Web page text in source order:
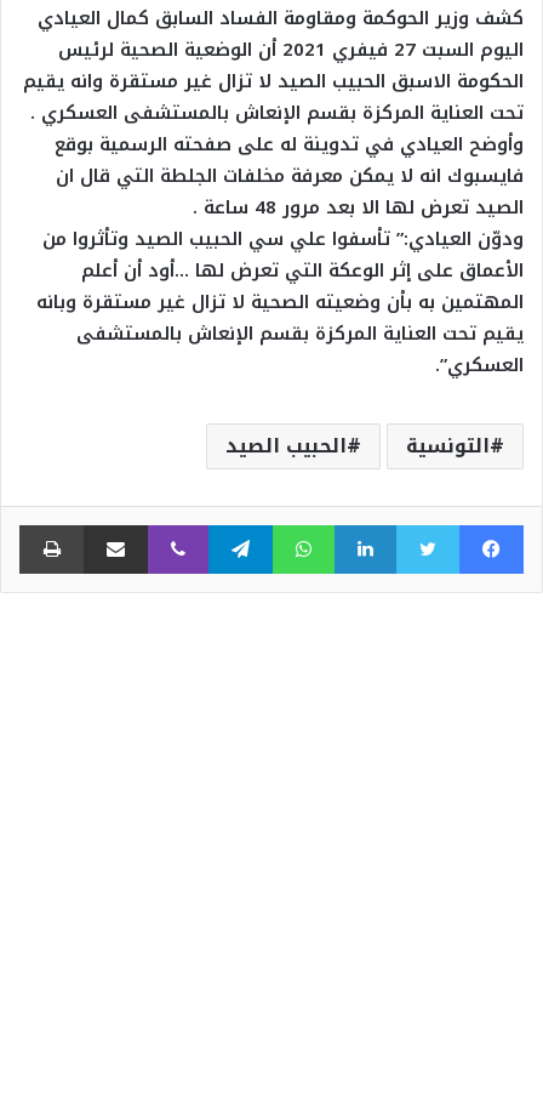
كشف وزير الحوكمة ومقاومة الفساد السابق كمال العيادي
اليوم السبت 27 فيفري 2021 أن الوضعية الصحية لرئيس
الحكومة الاسبق الحبيب الصيد لا تزال غير مستقرة وانه يقيم
تحت العناية المركزة بقسم الإنعاش بالمستشفى العسكري .
وأوضح العيادي في تدوينة له على صفحته الرسمية بوقع
فايسبوك انه لا يمكن معرفة مخلفات الجلطة التي قال ان
الصيد تعرض لها الا بعد مرور 48 ساعة .
ودوّن العيادي:” تأسفوا علي سي الحبيب الصيد وتأثروا من
الأعماق على إثر الوعكة التي تعرض لها …أود أن أعلم
المهتمين به بأن وضعيته الصحية لا تزال غير مستقرة وبانه
يقيم تحت العناية المركزة بقسم الإنعاش بالمستشفى
العسكري”.
التونسية الحبيب الصيد
فيسبوكتويتر لينكدإنواتساب تيلقرام ڤايبر مشاركة عبر البريد